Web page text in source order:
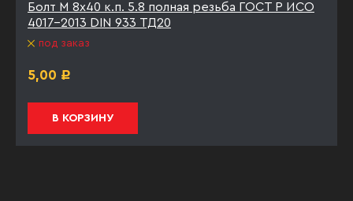
Болт М 8х40 к.п. 5.8 полная резьба ГОСТ Р ИСО
4017-2013 DIN 933 ТД20
под заказ
5,00 Р
В КОРЗИНУ